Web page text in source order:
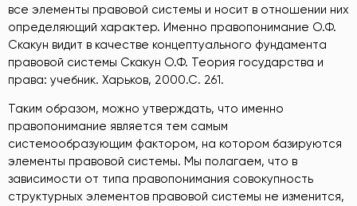
все элементы правовой системы и носит в отношении них
определяющий характер. Именно правопонимание О.Ф.
Скакун видит в качестве концептуального фундамента
правовой системы Скакун О.Ф. Теория государства и
права: учебник. Харьков, 2000.С. 261.
Таким образом, можно утверждать, что именно
правопонимание является тем самым
системообразующим фактором, на котором базируются
элементы правовой системы. Мы полагаем, что в
зависимости от типа правопонимания совокупность
структурных элементов правовой системы не изменится,